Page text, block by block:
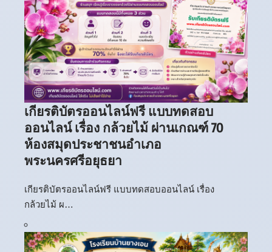
เกียรติบัตรออนไลน์ฟรี แบบทดสอบ
ออนไลน์ เรื่อง กล้วยไม้ ผ่านเกณฑ์ 70
ห้องสมุดประชาชนอำเภอ
พระนครศรีอยุธยา
เกียรติบัตรออนไลน์ฟรี แบบทดสอบออนไลน์ เรื่อง
กล้วยไม้ ผ…